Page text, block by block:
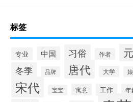
标签
专业 中国 习俗 作者
冬季 品牌 唐代 大学
宋代 宝宝 寓意 工作 年